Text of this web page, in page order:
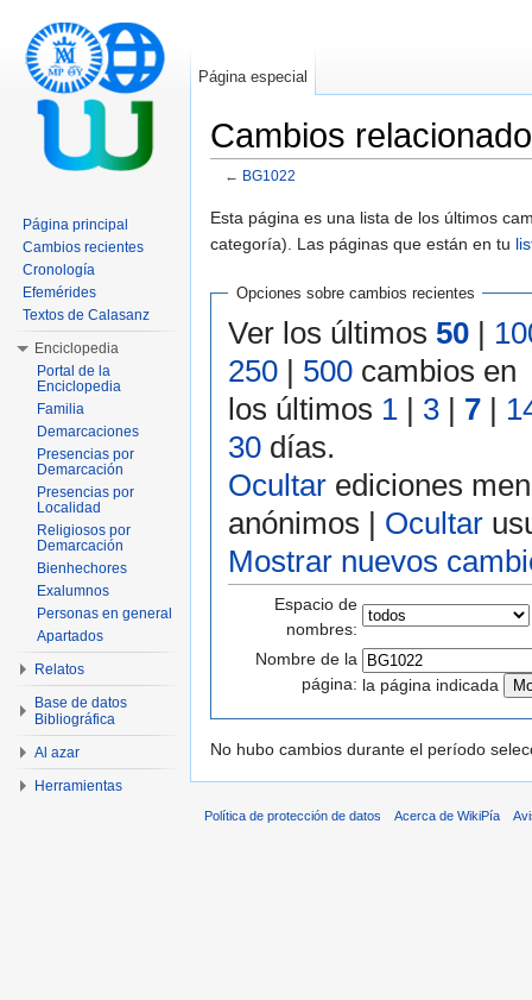
Cambios
← BG1022
Esta página es una lista de los últimos
categoría). Las páginas que están en tu
Opciones sobre cambios recientes
Ver los últimos 50 |
250 | 500 cambios en
los últimos 1 | 3 | 7 |
30 días.
Ocultar ediciones
anónimos | Ocultar
Mostrar nuevos
Espacio de
nombres:
Nombre de la
página: la página indicada
No hubo cambios durante el período
Página especial
Página principal
Cambios recientes
Cronología
Efemérides
Textos de Calasanz
Enciclopedia
Portal de la
Enciclopedia
Familia
Demarcaciones
Presencias por
Demarcación
Presencias por
Localidad
Religiosos por
Demarcación
Bienhechores
Exalumnos
Personas en general
Apartados
Relatos
Base de datos
Bibliográfica
Al azar
Herramientas
Política de protección de datos Acerca de WikiPía